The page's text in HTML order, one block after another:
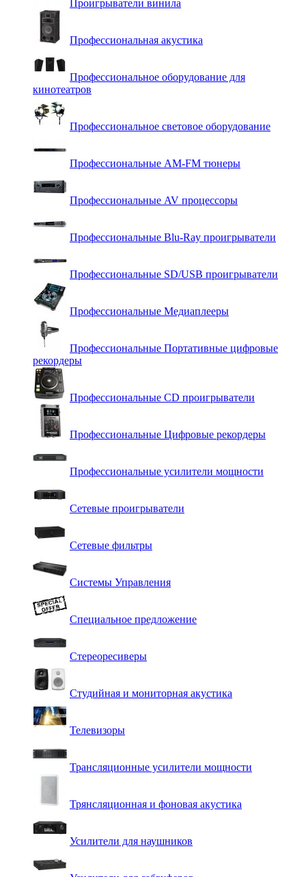
Проигрыватели винила
Профессиональная акустика
Профессиональное оборудование для
кинотеатров
Профессиональное световое оборудование
Профессиональные AM-FM тюнеры
Профессиональные AV процессоры
Профессиональные Blu-Ray проигрыватели
Профессиональные SD/USB проигрыватели
Профессиональные Медиаплееры
Профессиональные Портативные цифровые
рекордеры
Профессиональные СD проигрыватели
Профессиональные Цифровые рекордеры
Профессиональные усилители мощности
Сетевые проигрыватели
Сетевые фильтры
Системы Управления
Специальное предложение
Стереоресиверы
Студийная и мониторная акустика
Телевизоры
Трансляционные усилители мощности
Трянсляционная и фоновая акустика
Усилители для наушников